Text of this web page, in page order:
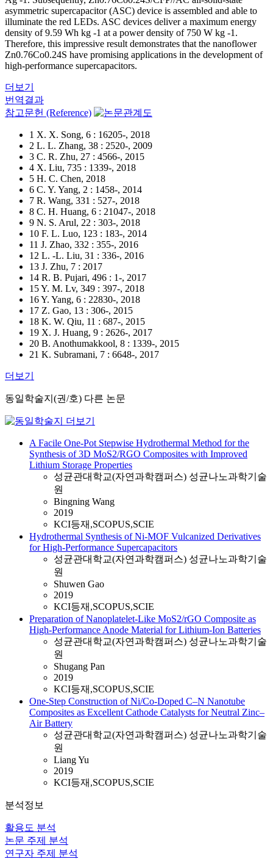
asymmetric supercapacitor (ASC) device is assembled and able to
illuminate the red LEDs. ASC devices deliver a maximum energy
density of 9.59 Wh kg -1 at a power density of 750 W kg -1.
Therefore, this impressive result demonstrates that the nanoflower
Zn0.76Co0.24S have promising applications in the development of
high-performance supercapacitors.
더보기
번역결과
참고문헌 (Reference)
1 X. X. Song, 6 : 16205-, 2018
2 L. L. Zhang, 38 : 2520-, 2009
3 C. R. Zhu, 27 : 4566-, 2015
4 X. Liu, 735 : 1339-, 2018
5 H. C. Chen, 2018
6 C. Y. Yang, 2 : 1458-, 2014
7 R. Wang, 331 : 527-, 2018
8 C. H. Huang, 6 : 21047-, 2018
9 N. S. Arul, 22 : 303-, 2018
10 F. L. Luo, 123 : 183-, 2014
11 J. Zhao, 332 : 355-, 2016
12 L. -L. Liu, 31 : 336-, 2016
13 J. Zhu, 7 : 2017
14 R. B. Pujari, 496 : 1-, 2017
15 Y. M. Lv, 349 : 397-, 2018
16 Y. Yang, 6 : 22830-, 2018
17 Z. Gao, 13 : 306-, 2015
18 K. W. Qiu, 11 : 687-, 2015
19 X. J. Huang, 9 : 2626-, 2017
20 B. Anothumakkool, 8 : 1339-, 2015
21 K. Subramani, 7 : 6648-, 2017
더보기
동일학술지(권/호) 다른 논문
A Facile One-Pot Stepwise Hydrothermal Method for the
Synthesis of 3D MoS2/RGO Composites with Improved
Lithium Storage Properties
성균관대학교(자연과학캠퍼스) 성균나노과학기술
원
Bingning Wang
2019
KCI등재,SCOPUS,SCIE
Hydrothermal Synthesis of Ni-MOF Vulcanized Derivatives
for High-Performance Supercapacitors
성균관대학교(자연과학캠퍼스) 성균나노과학기술
원
Shuwen Gao
2019
KCI등재,SCOPUS,SCIE
Preparation of Nanoplatelet-Like MoS2/rGO Composite as
High-Performance Anode Material for Lithium-Ion Batteries
성균관대학교(자연과학캠퍼스) 성균나노과학기술
원
Shugang Pan
2019
KCI등재,SCOPUS,SCIE
One-Step Construction of Ni/Co-Doped C–N Nanotube
Composites as Excellent Cathode Catalysts for Neutral Zinc–
Air Battery
성균관대학교(자연과학캠퍼스) 성균나노과학기술
원
Liang Yu
2019
KCI등재,SCOPUS,SCIE
분석정보
활용도 분석
논문 주제 분석
연구자 주제 분석